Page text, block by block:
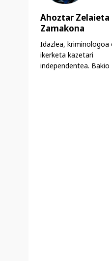
Ahoztar Zelaieta
Zamakona
Idazlea, kriminologoa
ikerketa kazetari
independentea. Bakio